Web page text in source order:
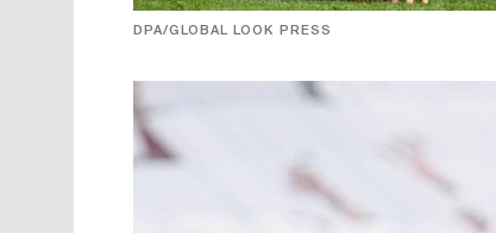
DPA/GLOBAL LOOK PRESS